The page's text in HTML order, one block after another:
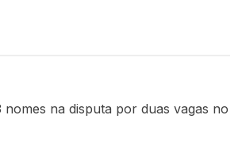
nomes na disputa por duas vagas no